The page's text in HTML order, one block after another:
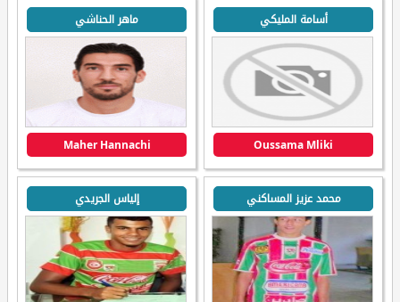
أسامة المليكي
Oussama Mliki
ماهر الحناشي
Maher Hannachi
محمد عزيز المساكني إلياس الجريدي